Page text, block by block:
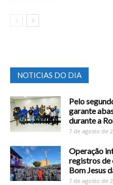
NOTICIAS DO DIA
Pelo
garante
durante a
7 de agosto de
Operação
registros de
Bom Jesus
7 de agosto de